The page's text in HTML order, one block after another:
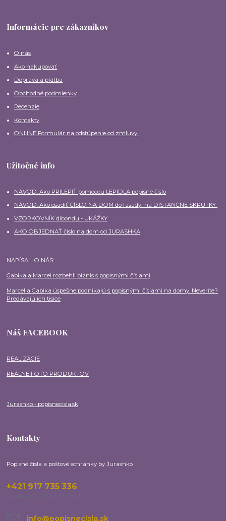
Informácie pre zákazníkov
O nás
Ako nakupovať
Doprava a platba
Obchodné podmienky
Recenzie
Kontakty
ONLINE Formulár na odstúpenie od zmluvy
Užitočné info
NÁVOD: Ako PRILEPIŤ pomocou LEPIDLA popisné číslo
NÁVOD: Ako osadiť ČÍSLO NA DOM do fasády na DISTANČNÉ SKRUTKY
VZORKOVNÍK dibondu - UKÁŽKY
AKO OBJEDNAŤ číslo na dom od JURASHKA
NAPÍSALI O NÁS:
Gabika a Marcel rozbehli biznis s popisnými číslami
Marcel a Gabika úspešne podnikajú s popisnými číslami na domy. Neveríte?
Predávajú ich tisíce
Náš FACEBOOK
REALIZÁCIE
REÁLNE FOTO PRODUKTOV
Jurashko - popisnecisla.sk
Kontakty
Popisné čísla a poštové schránky by Jurashko
+421 917 735 336
info@popisnecisla.sk